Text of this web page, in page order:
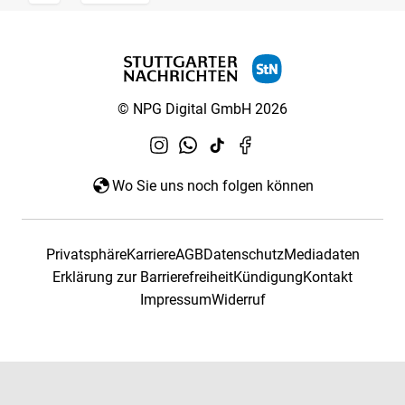
© NPG Digital GmbH 2026
Wo Sie uns noch folgen können
PrivatsphäreKarriereAGBDatenschutzMediadaten
Erklärung zur BarrierefreiheitKündigungKontakt
ImpressumWiderruf